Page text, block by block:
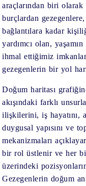
araçlarından biri
burçlardan
bağlantılara kadar
yardımcı olan,
ihmal ettiğimiz
gezegenlerin bir yol
Doğum haritası
akışındaki farklı
ilişkilerini, iş hayatını,
duygusal yapısını ve
mekanizmaları
bir rol üstlenir ve her
üzerindeki
Gezegenlerin doğum